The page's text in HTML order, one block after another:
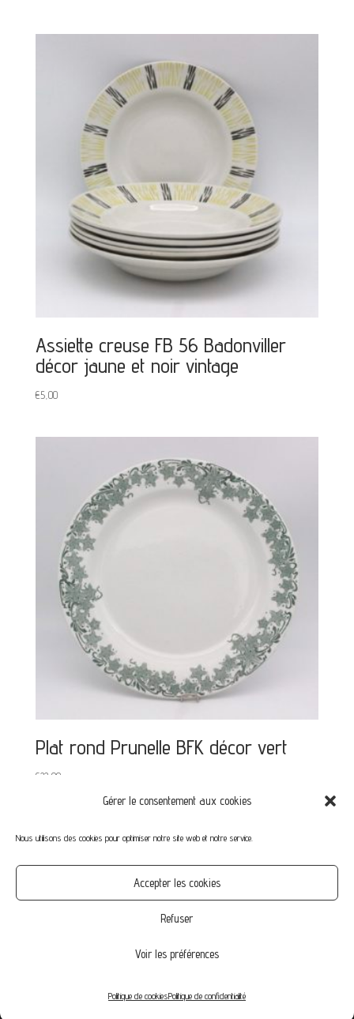
Gérer le consentement aux cookies
Nous utilisons des cookies pour optimiser notre site web et notre service.
Accepter les cookies
Refuser
Voir les préférences
Politique de cookiesPolitique de confidentialité
Assiette creuse FB 56 Badonviller
décor jaune et noir vintage
€5,00
Plat rond Prunelle BFK décor vert
€22,00
Mot de passe perdu
© Vintage-Family.fr 2020 | by Agence NikO